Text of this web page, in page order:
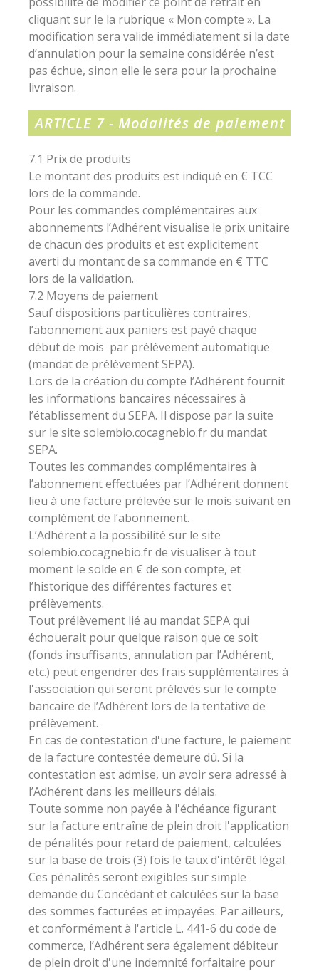
cliquant sur le la rubrique « Mon compte ». La
modification sera valide immédiatement si la date
d’annulation pour la semaine considérée n’est
pas échue, sinon elle le sera pour la prochaine
livraison.
ARTICLE 7 - Modalités de paiement
7.1 Prix de produits
Le montant des produits est indiqué en € TCC
lors de la commande.
Pour les commandes complémentaires aux
abonnements l’Adhérent visualise le prix unitaire
de chacun des produits et est explicitement
averti du montant de sa commande en € TTC
lors de la validation.
7.2 Moyens de paiement
Sauf dispositions particulières contraires,
l’abonnement aux paniers est payé chaque
début de mois par prélèvement automatique
(mandat de prélèvement SEPA).
Lors de la création du compte l’Adhérent fournit
les informations bancaires nécessaires à
l’établissement du SEPA. Il dispose par la suite
sur le site solembio.cocagnebio.fr du mandat
SEPA.
Toutes les commandes complémentaires à
l’abonnement effectuées par l’Adhérent donnent
lieu à une facture prélevée sur le mois suivant en
complément de l’abonnement.
L’Adhérent a la possibilité sur le site
solembio.cocagnebio.fr de visualiser à tout
moment le solde en € de son compte, et
l’historique des différentes factures et
prélèvements.
Tout prélèvement lié au mandat SEPA qui
échouerait pour quelque raison que ce soit
(fonds insuffisants, annulation par l’Adhérent,
etc.) peut engendrer des frais supplémentaires à
l'association qui seront prélevés sur le compte
bancaire de l’Adhérent lors de la tentative de
prélèvement.
En cas de contestation d'une facture, le paiement
de la facture contestée demeure dû. Si la
contestation est admise, un avoir sera adressé à
l’Adhérent dans les meilleurs délais.
Toute somme non payée à l'échéance figurant
sur la facture entraîne de plein droit l'application
de pénalités pour retard de paiement, calculées
sur la base de trois (3) fois le taux d'intérêt légal.
Ces pénalités seront exigibles sur simple
demande du Concédant et calculées sur la base
des sommes facturées et impayées. Par ailleurs,
et conformément à l'article L. 441-6 du code de
commerce, l’Adhérent sera également débiteur
de plein droit d'une indemnité forfaitaire pour